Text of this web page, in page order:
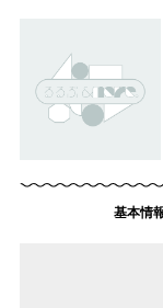
基本情